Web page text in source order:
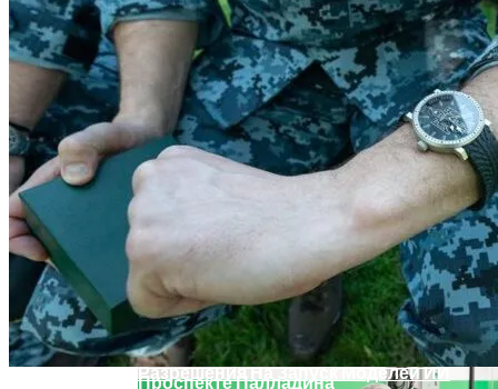
Военные Рельсы Спасут Британскую
Экономику?
Индия Не Будет Спрашивать
Разрешения На Запуск Моделей ИИ
В Киеве Ограничили Движение На
Проспекте Палладина